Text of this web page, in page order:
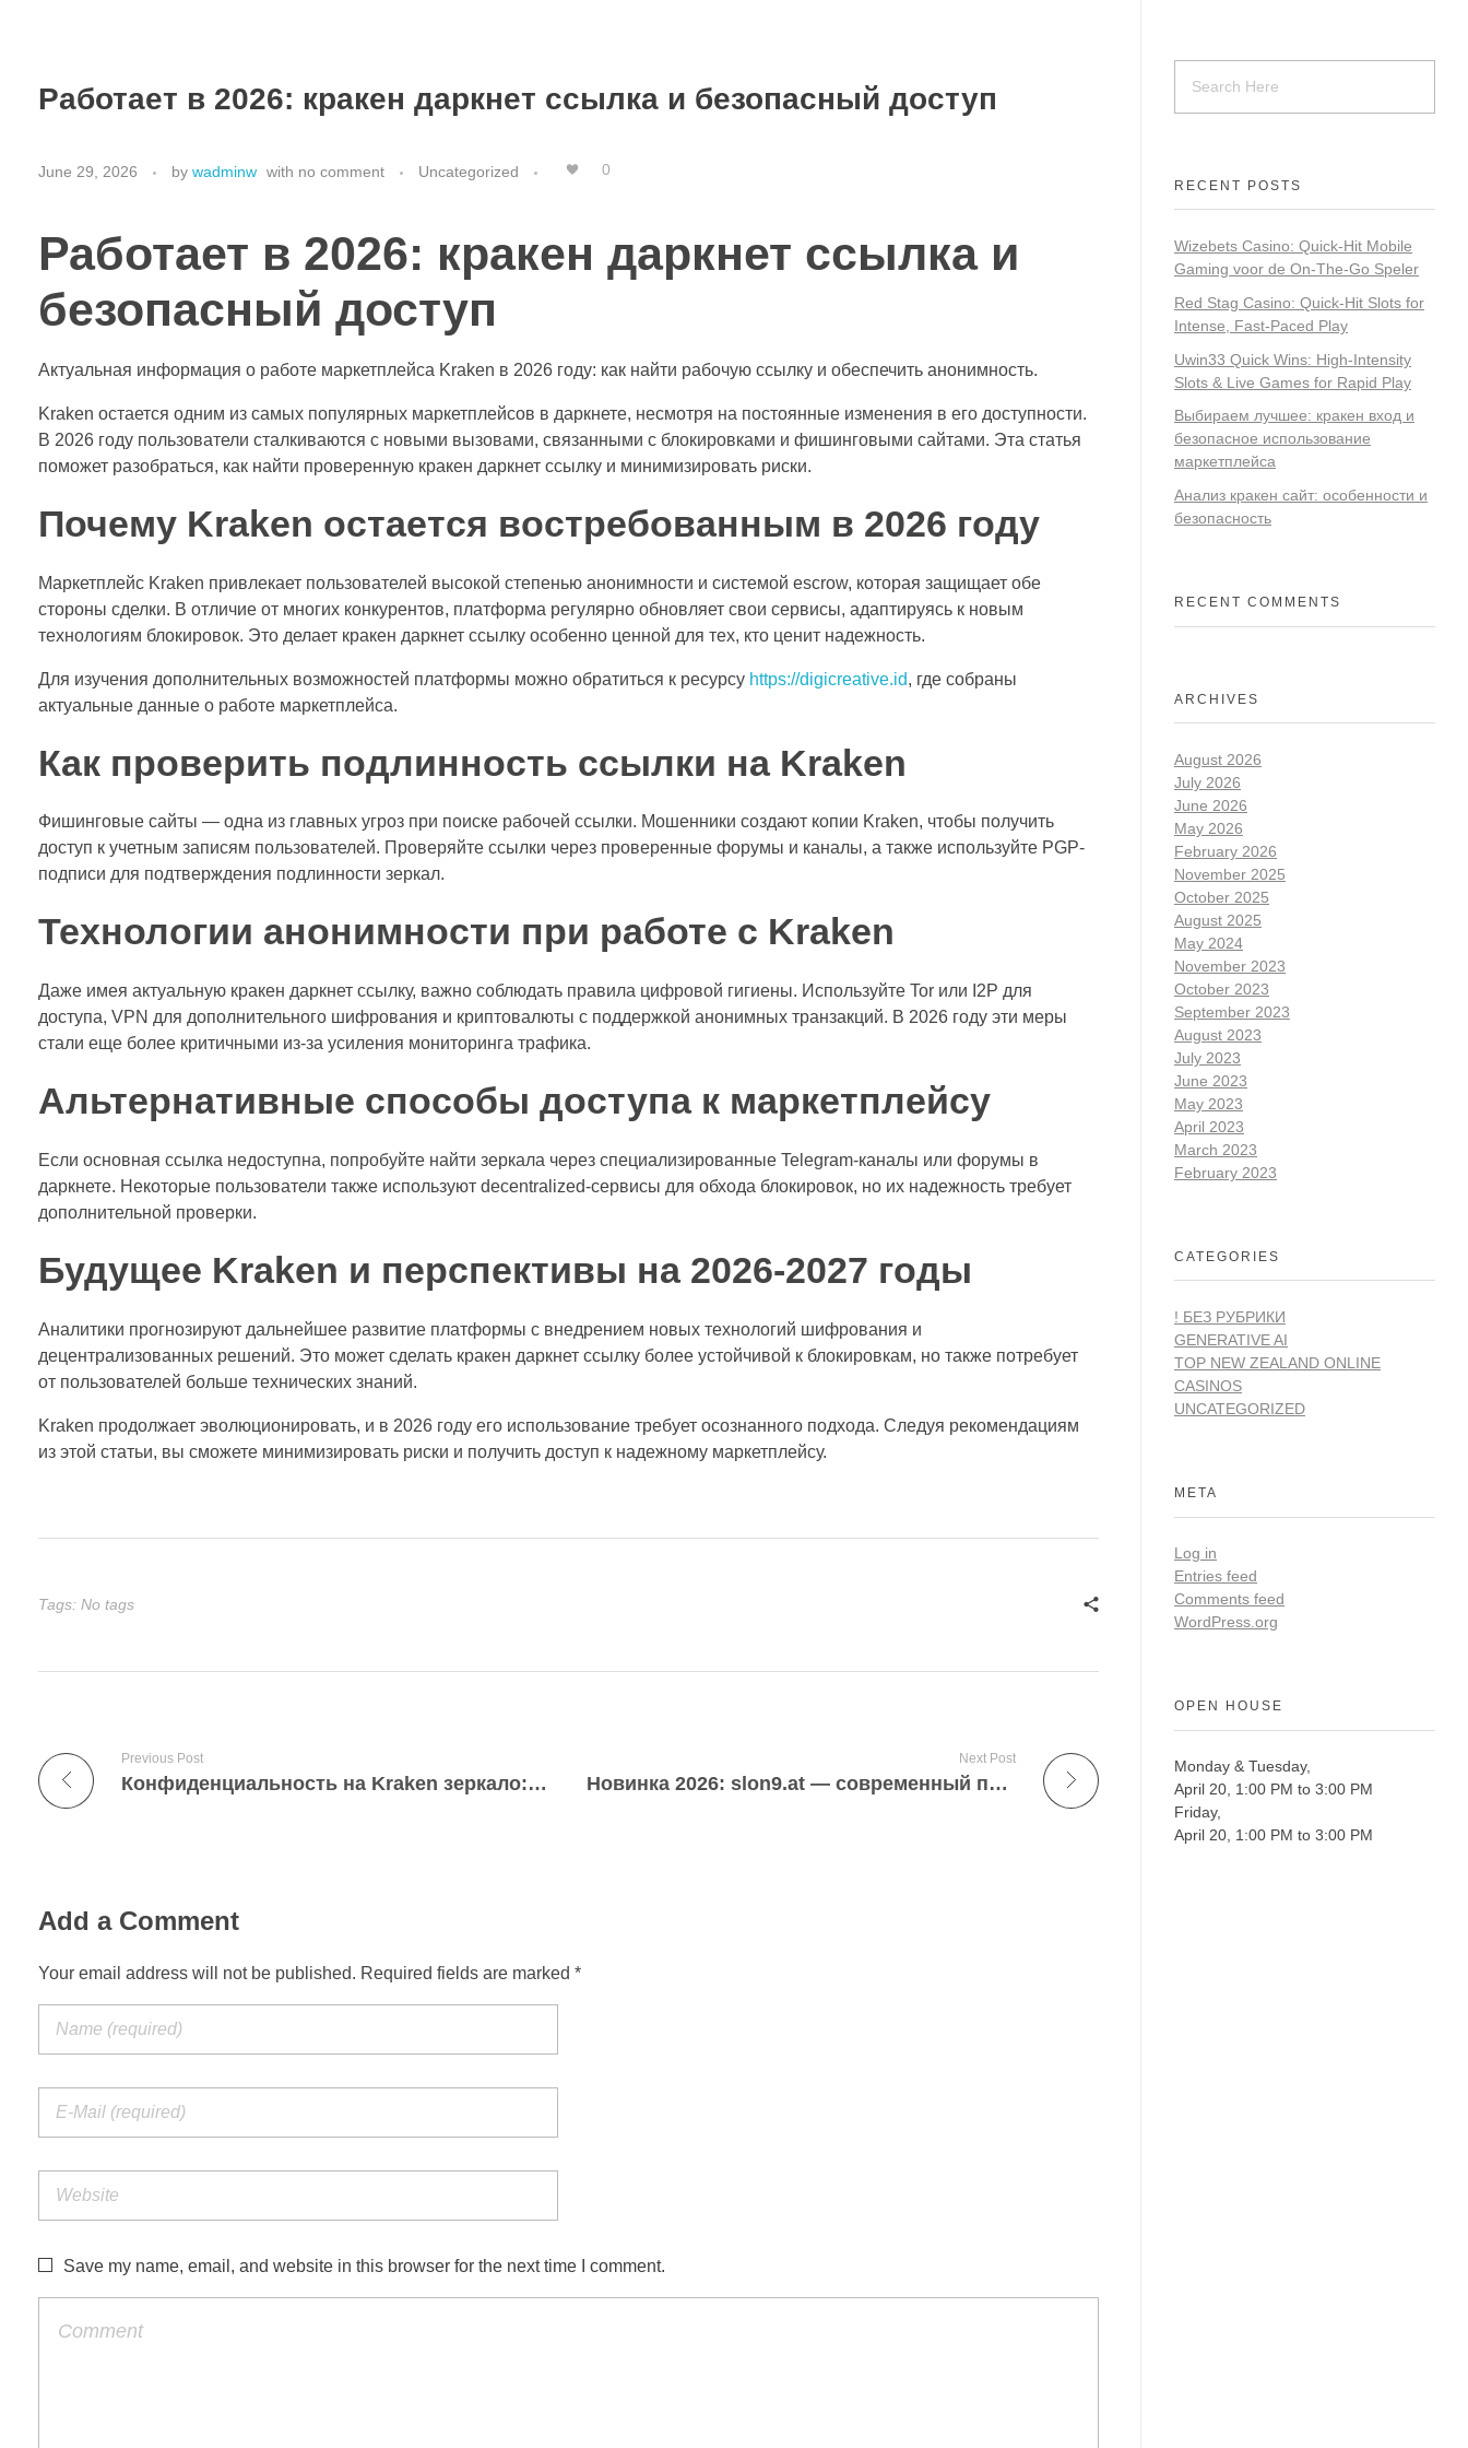
Работает в 2026: кракен даркнет ссылка и безопасный доступ
June 29, 2026 by wadminw with no comment Uncategorized 0
Работает в 2026: кракен даркнет ссылка и
безопасный доступ
Актуальная информация о работе маркетплейса Kraken в 2026 году: как найти рабочую ссылку и обеспечить анонимность.
Kraken остается одним из самых популярных маркетплейсов в даркнете, несмотря на постоянные изменения в его доступности.
В 2026 году пользователи сталкиваются с новыми вызовами, связанными с блокировками и фишинговыми сайтами. Эта статья
поможет разобраться, как найти проверенную кракен даркнет ссылку и минимизировать риски.
Почему Kraken остается востребованным в 2026 году
Маркетплейс Kraken привлекает пользователей высокой степенью анонимности и системой escrow, которая защищает обе
стороны сделки. В отличие от многих конкурентов, платформа регулярно обновляет свои сервисы, адаптируясь к новым
технологиям блокировок. Это делает кракен даркнет ссылку особенно ценной для тех, кто ценит надежность.
Для изучения дополнительных возможностей платформы можно обратиться к ресурсу https://digicreative.id, где собраны
актуальные данные о работе маркетплейса.
Как проверить подлинность ссылки на Kraken
Фишинговые сайты — одна из главных угроз при поиске рабочей ссылки. Мошенники создают копии Kraken, чтобы получить
доступ к учетным записям пользователей. Проверяйте ссылки через проверенные форумы и каналы, а также используйте PGP-
подписи для подтверждения подлинности зеркал.
Технологии анонимности при работе с Kraken
Даже имея актуальную кракен даркнет ссылку, важно соблюдать правила цифровой гигиены. Используйте Tor или I2P для
доступа, VPN для дополнительного шифрования и криптовалюты с поддержкой анонимных транзакций. В 2026 году эти меры
стали еще более критичными из-за усиления мониторинга трафика.
Альтернативные способы доступа к маркетплейсу
Если основная ссылка недоступна, попробуйте найти зеркала через специализированные Telegram-каналы или форумы в
даркнете. Некоторые пользователи также используют decentralized-сервисы для обхода блокировок, но их надежность требует
дополнительной проверки.
Будущее Kraken и перспективы на 2026-2027 годы
Аналитики прогнозируют дальнейшее развитие платформы с внедрением новых технологий шифрования и
децентрализованных решений. Это может сделать кракен даркнет ссылку более устойчивой к блокировкам, но также потребует
от пользователей больше технических знаний.
Kraken продолжает эволюционировать, и в 2026 году его использование требует осознанного подхода. Следуя рекомендациям
из этой статьи, вы сможете минимизировать риски и получить доступ к надежному маркетплейсу.
Tags: No tags
Previous Post
Конфиденциальность на Kraken зеркало: как сохранить анонимность в 2026 году
Next Post
Новинка 2026: slon9.at — современный подход к строительным материалам
Add a Comment
Your email address will not be published. Required fields are marked *
Save my name, email, and website in this browser for the next time I comment.
RECENT POSTS
Wizebets Casino: Quick‑Hit Mobile
Gaming voor de On‑The‑Go Speler
Red Stag Casino: Quick‑Hit Slots for
Intense, Fast‑Paced Play
Uwin33 Quick Wins: High‑Intensity
Slots & Live Games for Rapid Play
Выбираем лучшее: кракен вход и
безопасное использование
маркетплейса
Анализ кракен сайт: особенности и
безопасность
RECENT COMMENTS
ARCHIVES
August 2026
July 2026
June 2026
May 2026
February 2026
November 2025
October 2025
August 2025
May 2024
November 2023
October 2023
September 2023
August 2023
July 2023
June 2023
May 2023
April 2023
March 2023
February 2023
CATEGORIES
! БЕЗ РУБРИКИ
GENERATIVE AI
TOP NEW ZEALAND ONLINE
CASINOS
UNCATEGORIZED
META
Log in
Entries feed
Comments feed
WordPress.org
OPEN HOUSE
Monday & Tuesday,
April 20, 1:00 PM to 3:00 PM
Friday,
April 20, 1:00 PM to 3:00 PM